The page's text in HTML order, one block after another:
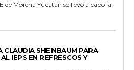
de Morena Yucatán se llevó a cabo la
CLAUDIA SHEINBAUM PARA
IEPS EN REFRESCOS Y